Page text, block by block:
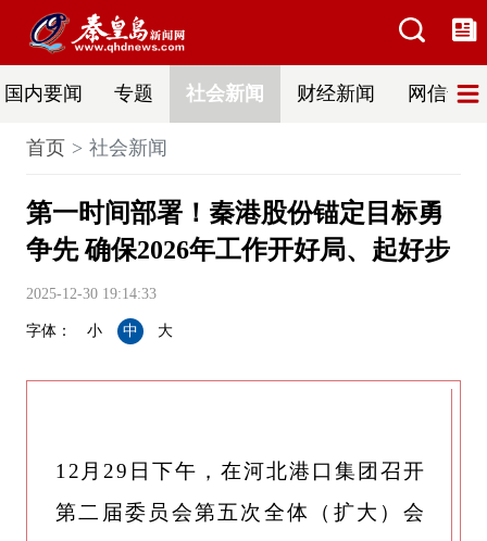
国内要闻 专题 社会新闻 财经新闻 网信普法
首页 社会新闻
第一时间部署！秦港股份锚定目标勇
争先 确保2026年工作开好局、起好步
2025-12-30 19:14:33
字体： 小 中 大
12月29日下午，在河北港口集团召开
第二届委员会第五次全体（扩大）会